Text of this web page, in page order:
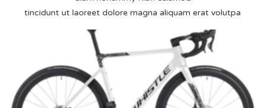
tincidunt ut laoreet dolore magna aliquam erat volutpa
Acquistare la prima bici da corsa è un momento
emozionante, ma può essere anche fonte di dubbi. Telaio,
componenti, geometria,